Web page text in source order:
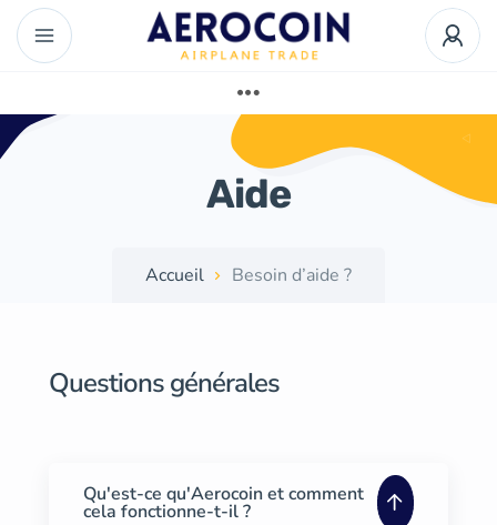
Aide
Accueil Besoin d’aide ?
Questions générales
Qu'est-ce qu'Aerocoin et comment
cela fonctionne-t-il ?